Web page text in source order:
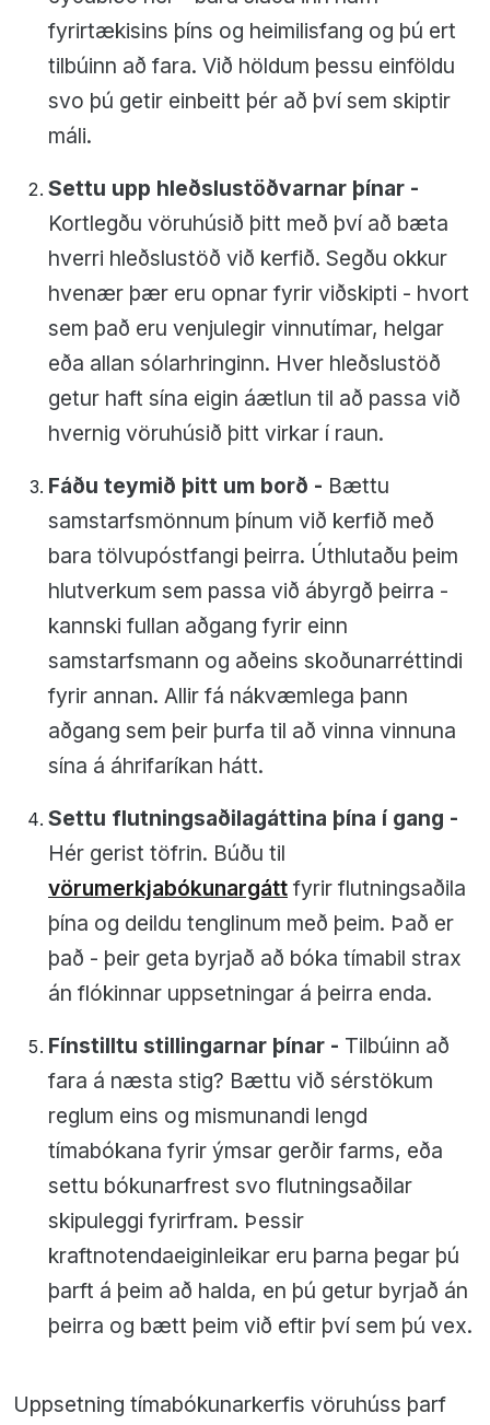
fyrirtækisins þíns og heimilisfang og þú ert
tilbúinn að fara. Við höldum þessu einföldu
svo þú getir einbeitt þér að því sem skiptir
máli.
Settu upp hleðslustöðvarnar þínar -
Kortlegðu vöruhúsið þitt með því að bæta
hverri hleðslustöð við kerfið. Segðu okkur
hvenær þær eru opnar fyrir viðskipti - hvort
sem það eru venjulegir vinnutímar, helgar
eða allan sólarhringinn. Hver hleðslustöð
getur haft sína eigin áætlun til að passa við
hvernig vöruhúsið þitt virkar í raun.
Fáðu teymið þitt um borð - Bættu
samstarfsmönnum þínum við kerfið með
bara tölvupóstfangi þeirra. Úthlutaðu þeim
hlutverkum sem passa við ábyrgð þeirra -
kannski fullan aðgang fyrir einn
samstarfsmann og aðeins skoðunarréttindi
fyrir annan. Allir fá nákvæmlega þann
aðgang sem þeir þurfa til að vinna vinnuna
sína á áhrifaríkan hátt.
Settu flutningsaðilagáttina þína í gang -
Hér gerist töfrin. Búðu til
vörumerkjabókunargátt fyrir flutningsaðila
þína og deildu tenglinum með þeim. Það er
það - þeir geta byrjað að bóka tímabil strax
án flókinnar uppsetningar á þeirra enda.
Fínstilltu stillingarnar þínar - Tilbúinn að
fara á næsta stig? Bættu við sérstökum
reglum eins og mismunandi lengd
tímabókana fyrir ýmsar gerðir farms, eða
settu bókunarfrest svo flutningsaðilar
skipuleggi fyrirfram. Þessir
kraftnotendaeiginleikar eru þarna þegar þú
þarft á þeim að halda, en þú getur byrjað án
þeirra og bætt þeim við eftir því sem þú vex.
Uppsetning tímabókunarkerfis vöruhúss þarf